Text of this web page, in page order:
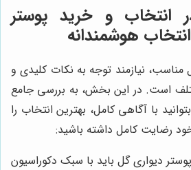
انتخاب و خرید پوستر
هوشمندانه
مناسب، نیازمند توجه به نکات کلیدی و
است. در این بخش، به بررسی جامع
با آگاهی کامل، بهترین انتخاب را
رضایت کامل داشته باشید:
پوستر دیواری گل باید با سبک دکوراسیون